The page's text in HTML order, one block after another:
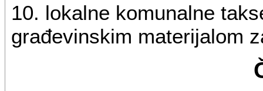
10. lokalne komunalne
građevinskim materijalom